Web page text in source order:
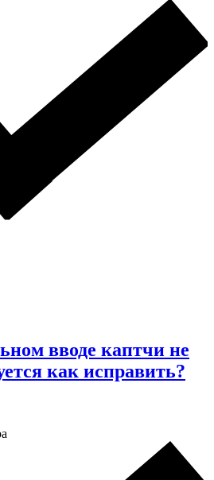
вводе каптчи не
как исправить?